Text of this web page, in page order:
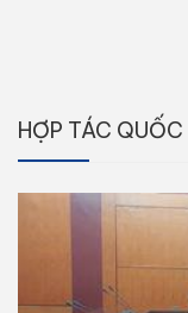
HỢP TÁC QUỐC